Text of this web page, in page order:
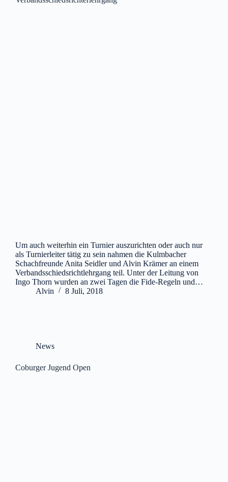
Um auch weiterhin ein Turnier auszurichten oder auch nur
als Turnierleiter tätig zu sein nahmen die Kulmbacher
Schachfreunde Anita Seidler und Alvin Krämer an einem
Verbandsschiedsrichtlehrgang teil. Unter der Leitung von
Ingo Thorn wurden an zwei Tagen die Fide-Regeln und…
Alvin
8 Juli, 2018
News
Coburger Jugend Open